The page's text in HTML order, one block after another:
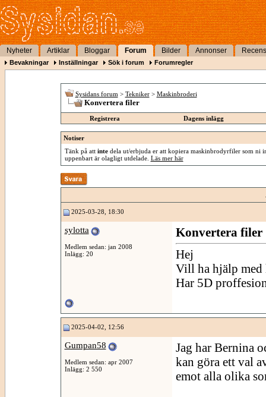
Nyheter Artiklar Bloggar Forum Bilder Annonser
Bevakningar Inställningar Sök i forum Forumregler
Sysidans forum > Tekniker > Maskinbroderi
Konvertera filer
Registrera Dagens inlägg
Notiser
Tänk på att intedela ut/erbjuda er att kopiera maskinbrodyrfiler som ni
uppenbart är olagligt utdelade. Läs mer här
2025-03-28, 18:30
sylotta
Medlem sedan: jan 2008
Inlägg: 20
Konvertera filer
Hej
Vill ha hjälp
Har 5D
2025-04-02, 12:56
Gumpan58
Medlem sedan: apr 2007
Inlägg: 2 550
Jag har Bernina
kan göra ett val
emot alla olika